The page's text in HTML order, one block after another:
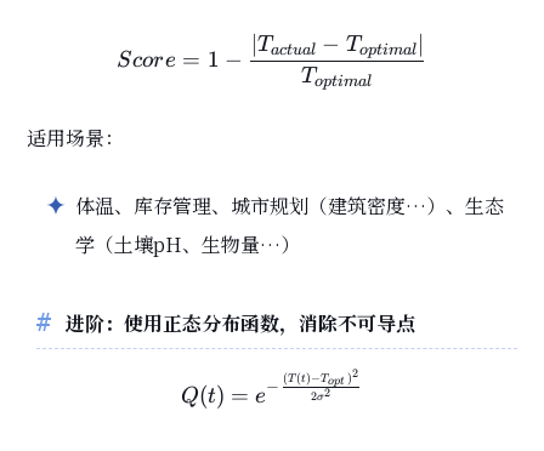
Score = 1 -
Score = 1 −
Toptimal
Tactual − Toptimal
适用场景：
体温、库存管理、城市规划（建筑密度…）、生态
学（土壤pH、生物量…）
进阶：使用正态分布函数，消除不可导点
Q(t) = e^{-\frac{(T(t) -
Q(t) = e− 2σ2
(T (t)−Topt )2